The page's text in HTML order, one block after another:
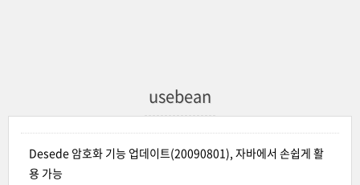
usebean
Desede 암호화 기능 업데이트(20090801), 자바에서 손쉽게 활
용 가능